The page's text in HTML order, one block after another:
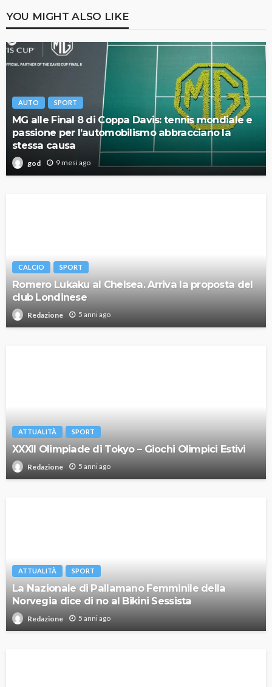
YOU MIGHT ALSO LIKE
AUTO SPORT
MG alle Final 8 di Coppa Davis: tennis mondiale e
passione per l’automobilismo abbracciano la
stessa causa
god 9 mesi ago
CALCIO SPORT
Romero Lukaku al Chelsea. Arriva la proposta del
club Londinese
Redazione 5 anni ago
ATTUALITÀ SPORT
XXXII Olimpiade di Tokyo – Giochi Olimpici Estivi
Redazione 5 anni ago
ATTUALITÀ SPORT
La Nazionale di Pallamano Femminile della
Norvegia dice di no al Bikini Sessista
Redazione 5 anni ago